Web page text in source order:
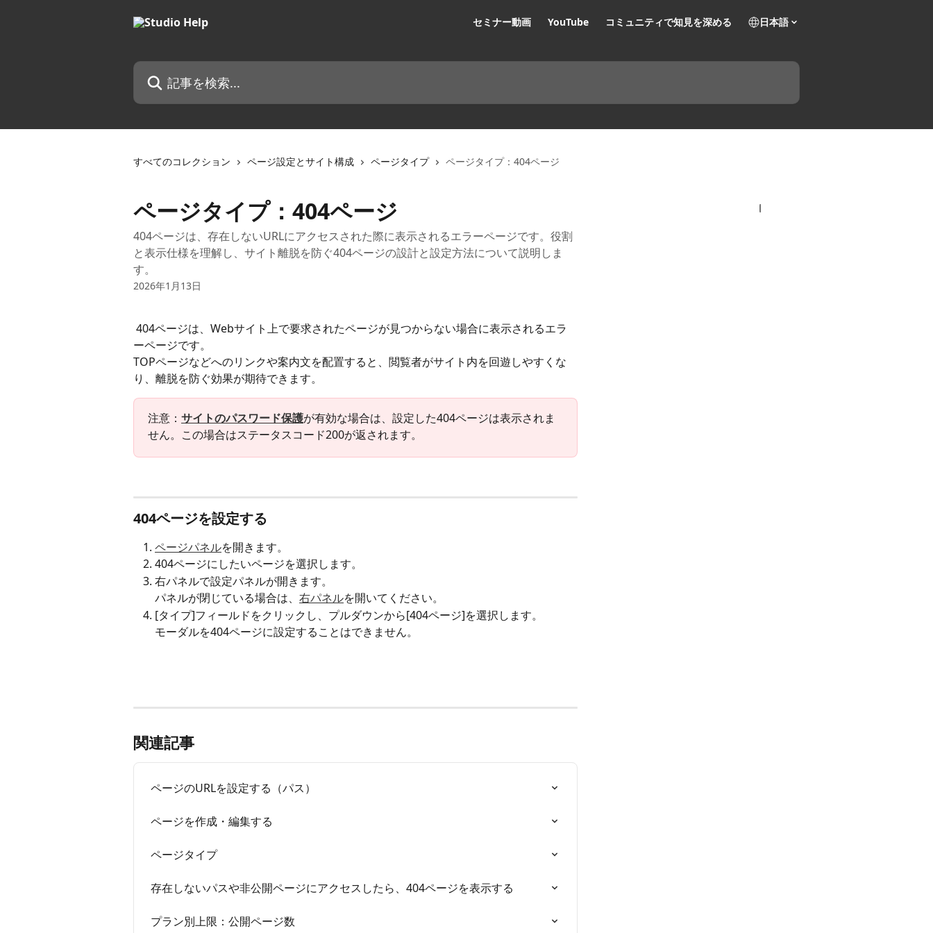
セミナー動画 YouTube コミュニティで知見を深める 日本語
記事を検索...
すべてのコレクション ページ設定とサイト構成 ページタイプ ページタイプ：404ページ
ページタイプ：404ページ
404ページは、存在しないURLにアクセスされた際に表示されるエラーページです。役割
と表示仕様を理解し、サイト離脱を防ぐ404ページの設計と設定方法について説明しま
す。
2026年1月13日
ーページです。
TOPページなどへのリンクや案内文を配置すると、閲覧者がサイト内を回遊しやすくな
り、離脱を防ぐ効果が期待できます。
注意： サイトのパスワード保護が有効な場合は、設定した404ページは表示されま
せん。この場合はステータスコード200が返されます。
404ページを設定する
ページパネルを開きます。
404ページにしたいページを選択します。
右パネルで設定パネルが開きます。
パネルが閉じている場合は、 右パネルを開いてください。
[タイプ]フィールドをクリックし、プルダウンから[404ページ]を選択します。
モーダルを404ページに設定することはできません。
関連記事
ページのURLを設定する（パス）
ページを作成・編集する
ページタイプ
存在しないパスや非公開ページにアクセスしたら、404ページを表示する
プラン別上限：公開ページ数